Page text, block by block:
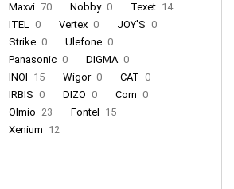
Maxvi 70 Nobby 0 Texet 14
ITEL 0 Vertex 0 JOY'S 0
Strike 0 Ulefone 0
Panasonic 0 DIGMA 0
INOI 15 Wigor 0 CAT 0
IRBIS 0 DIZO 0 Corn 0
Olmio 23 Fontel
15
Xenium 12